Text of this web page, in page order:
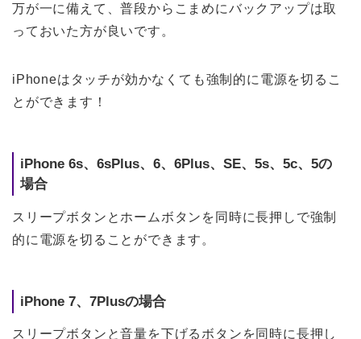
万が一に備えて、普段からこまめにバックアップは取
っておいた方が良いです。
iPhoneはタッチが効かなくても強制的に電源を切るこ
とができます！
iPhone 6s、6sPlus、6、6Plus、SE、5s、5c、5の
場合
スリープボタンとホームボタンを同時に長押しで強制
的に電源を切ることができます。
iPhone 7、7Plusの場合
スリープボタンと音量を下げるボタンを同時に長押し